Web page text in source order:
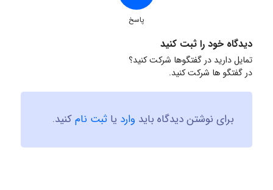
پاسخ
دیدگاه خود را ثبت کنید
تمایل دارید در گفتگوها شرکت کنید؟
در گفتگو ها شرکت کنید.
برای نوشتن دیدگاه باید وارد یا ثبت نامکنید.